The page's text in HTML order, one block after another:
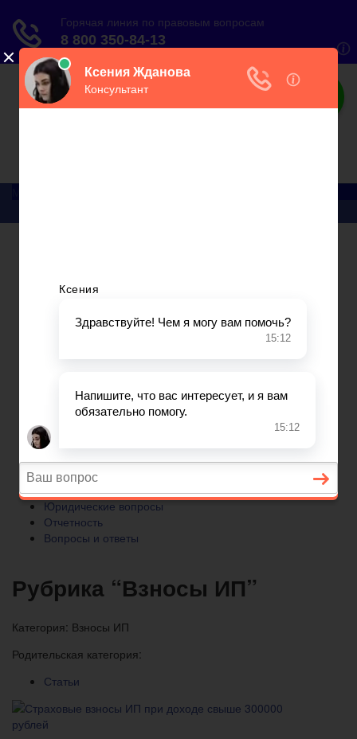
О налогах
Вопросы и ответы
Главная
Бухгалтерский учет
► УСН
Юридические вопросы
Отчетность
Вопросы и ответы
Рубрика “Взносы ИП”
Категория: Взносы ИП
Родительская категория:
Статьи